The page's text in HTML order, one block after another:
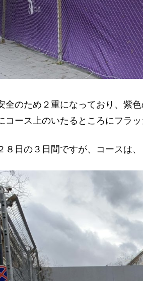
全のため２重になっており、紫
コース上のいたるところにフラッ
８日の３日間ですが、コースは